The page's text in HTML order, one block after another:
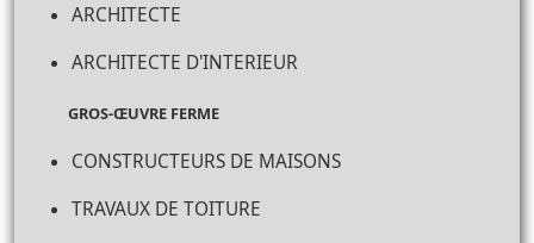
ARCHITECTE
ARCHITECTE D'INTERIEUR
GROS-ŒUVRE FERME
CONSTRUCTEURS DE MAISONS
TRAVAUX DE TOITURE